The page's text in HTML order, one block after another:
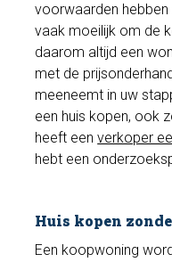
voorwaarden
vaak moeilijk om de
daarom altijd een
met de
meeneemt in uw
een huis kopen, ook
heeft eenverkoper
hebt een
Huis kopen
Een koopwoning